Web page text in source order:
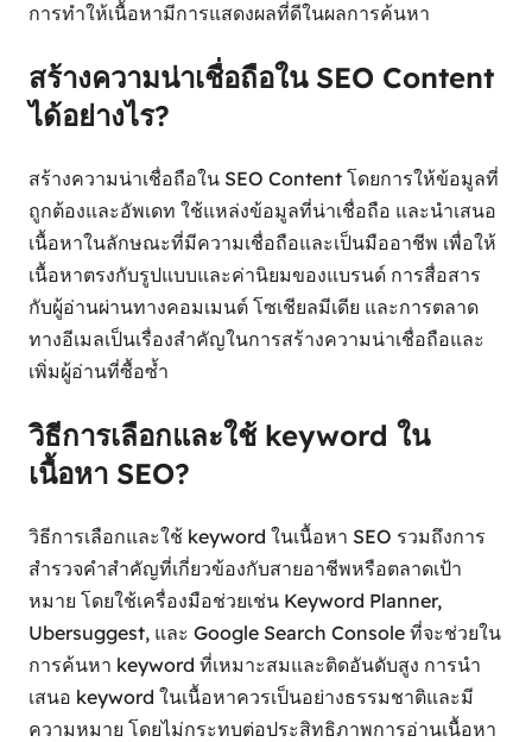
การทำให้เนื้อหามีการแสดงผลที่ดีในผลการค้นหา
สร้างความน่าเชื่อถือใน SEO Content
ได้อย่างไร?
สร้างความน่าเชื่อถือใน SEO Content โดยการให้ข้อมูลที่
ถูกต้องและอัพเดท ใช้แหล่งข้อมูลที่น่าเชื่อถือ และนำเสนอ
เนื้อหาในลักษณะที่มีความเชื่อถือและเป็นมืออาชีพ เพื่อให้
เนื้อหาตรงกับรูปแบบและค่านิยมของแบรนด์ การสื่อสาร
กับผู้อ่านผ่านทางคอมเมนต์ โซเชียลมีเดีย และการตลาด
ทางอีเมลเป็นเรื่องสำคัญในการสร้างความน่าเชื่อถือและ
เพิ่มผู้อ่านที่ซื้อซ้ำ
วิธีการเลือกและใช้ keyword ใน
เนื้อหา SEO?
วิธีการเลือกและใช้ keyword ในเนื้อหา SEO รวมถึงการ
สำรวจคำสำคัญที่เกี่ยวข้องกับสายอาชีพหรือตลาดเป้า
หมาย โดยใช้เครื่องมือช่วยเช่น Keyword Planner,
Ubersuggest, และ Google Search Console ที่จะช่วยใน
การค้นหา keyword ที่เหมาะสมและติดอันดับสูง การนำ
เสนอ keyword ในเนื้อหาควรเป็นอย่างธรรมชาติและมี
ความหมาย โดยไม่กระทบต่อประสิทธิภาพการอ่านเนื้อหา